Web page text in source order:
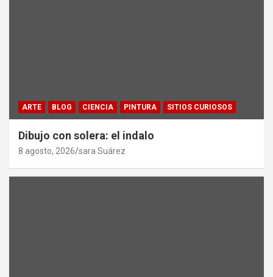
ARTE BLOG CIENCIA PINTURA SITIOS CURIOSOS
Dibujo con solera: el indalo
8 agosto, 2026 sara Suárez